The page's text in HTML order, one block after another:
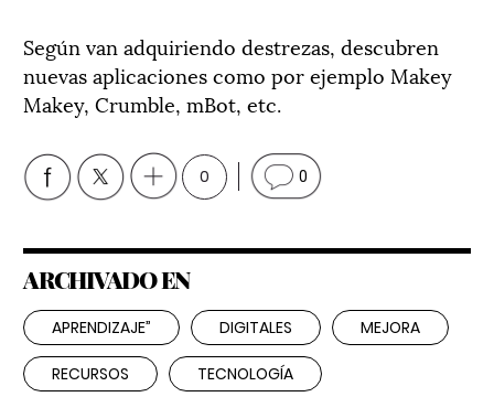
Según van adquiriendo destrezas, descubren
nuevas aplicaciones como por ejemplo Makey
Makey, Crumble, mBot, etc.
0 0
ARCHIVADO EN
APRENDIZAJE” DIGITALES MEJORA
RECURSOS TECNOLOGÍA